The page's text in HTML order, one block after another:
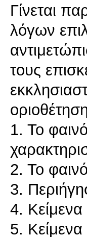
Γίνεται
λόγων
τους
1. Το
2. Το
3.
4. Κείμενα
5. Κείμενα